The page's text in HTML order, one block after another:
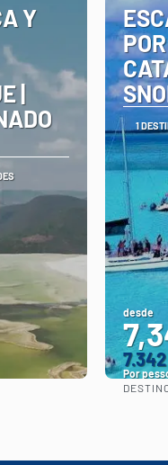
Y
|
1
desde
Por